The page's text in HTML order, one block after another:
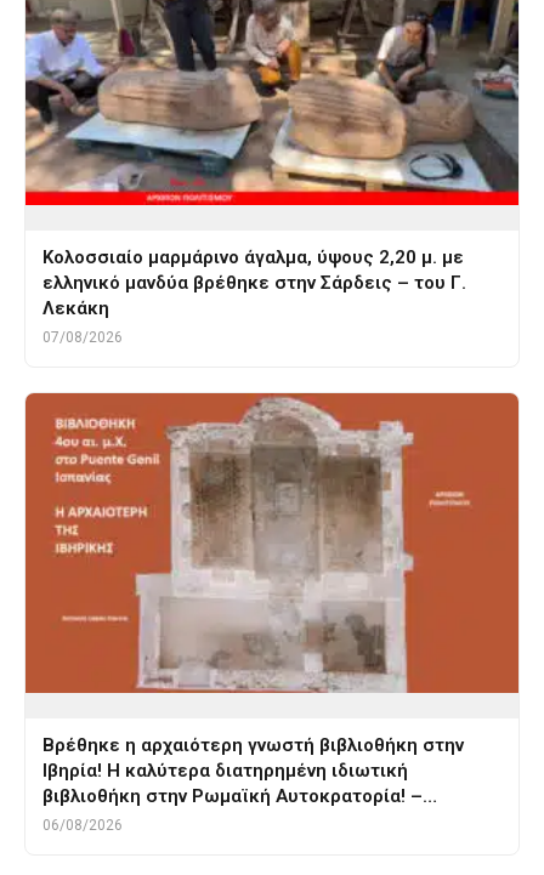
Κολοσσιαίο μαρμάρινο άγαλμα, ύψους 2,20 μ. με
ελληνικό μανδύα βρέθηκε στην Σάρδεις – του Γ.
Λεκάκη
07/08/2026
Βρέθηκε η αρχαιότερη γνωστή βιβλιοθήκη στην
Ιβηρία! Η καλύτερα διατηρημένη ιδιωτική
βιβλιοθήκη στην Ρωμαϊκή Αυτοκρατορία! –…
06/08/2026